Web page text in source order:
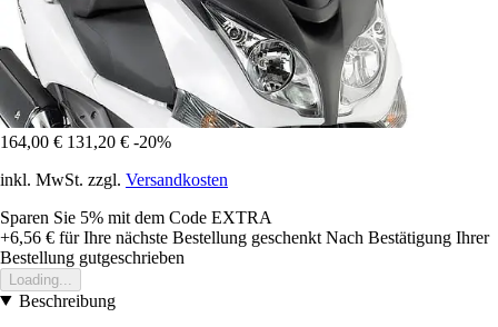
164,00 € 131,20 € -20%
inkl. MwSt. zzgl. Versandkosten
Sparen Sie 5% mit dem Code EXTRA
+6,56 € für Ihre nächste Bestellung geschenkt Nach Bestätigung Ihrer
Bestellung gutgeschrieben
Loading...
Beschreibung